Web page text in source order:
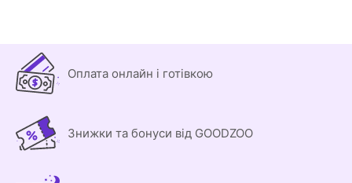
Оплата онлайн і готівкою
Знижки та бонуси від GOODZOO